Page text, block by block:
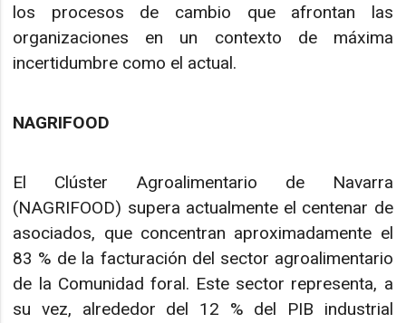
los procesos de cambio que afrontan las
organizaciones en un contexto de máxima
incertidumbre como el actual.
NAGRIFOOD
El Clúster Agroalimentario de Navarra
(NAGRIFOOD) supera actualmente el centenar de
asociados, que concentran aproximadamente el
83 % de la facturación del sector agroalimentario
de la Comunidad foral. Este sector representa, a
su vez, alrededor del 12 % del PIB industrial